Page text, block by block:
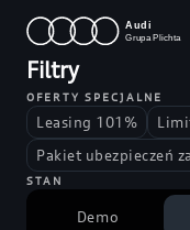
Przejdź
treści
Filtry
OFERTY SPECJALNE
Leasing 101%
Pakiet ubezpieczeń
STAN
Demo